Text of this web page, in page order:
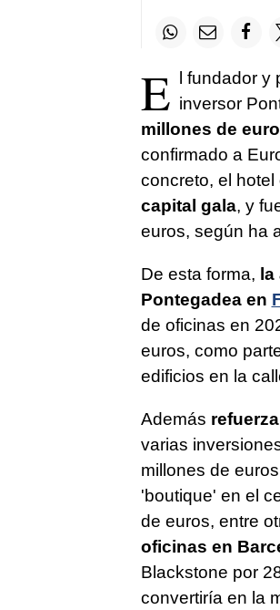
E l fundador y
inversor
millones de
confirmado a
concreto, el hotel
capital gala, y
euros, según ha
De esta forma, la
Pontegadea en
de oficinas en
euros, como
edificios en la
Además
varias
millones de
'boutique' en el
de euros, entre
oficinas en
Blackstone por
convertiría en la